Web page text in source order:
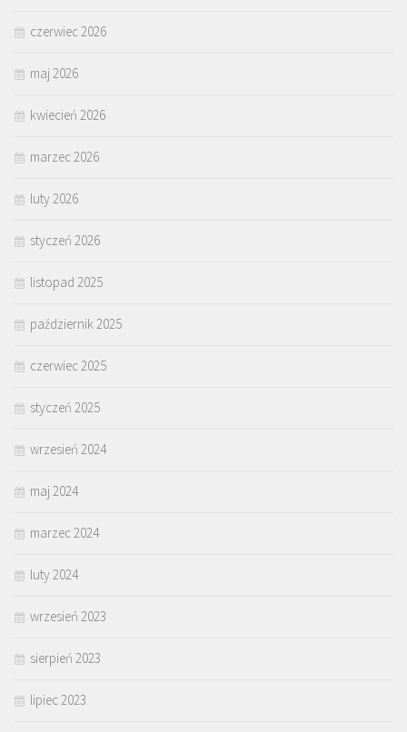
czerwiec 2026
maj 2026
kwiecień 2026
marzec 2026
luty 2026
styczeń 2026
listopad 2025
październik 2025
czerwiec 2025
styczeń 2025
wrzesień 2024
maj 2024
marzec 2024
luty 2024
wrzesień 2023
sierpień 2023
lipiec 2023